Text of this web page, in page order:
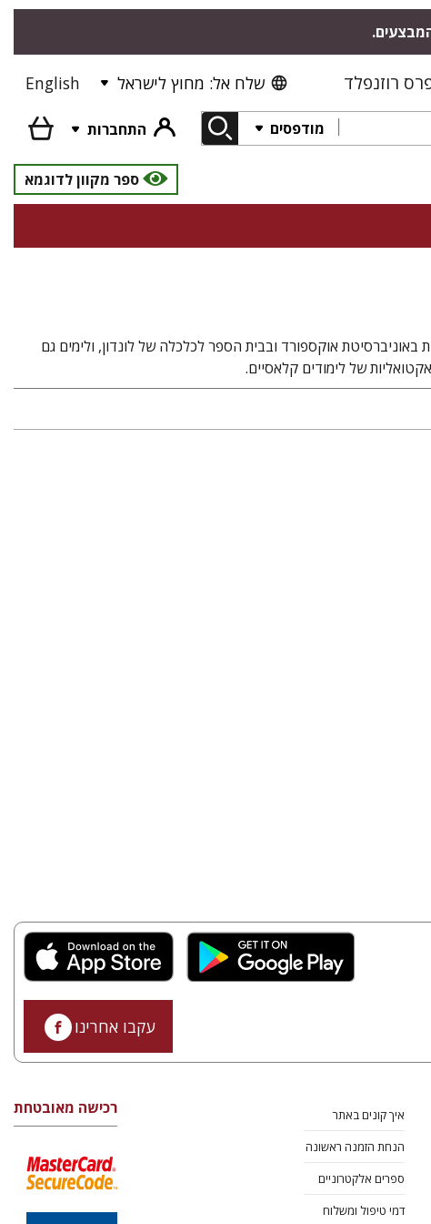
רוזנפלד שלח אל: מחוץ לישראל English
מודפסים
התחברות
ספר מקוון לדוגמא
באוניברסיטת אוקספורד ובבית הספר לכלכלה של לונדון, ולימים גם
של לימודים קלאסיים.
עקבו אחרינו
איך קונים באתר
הנחת הזמנה ראשונה
ספרים אלקטרוניים
דמי טיפול ומשלוח
רכישה מאובטחת